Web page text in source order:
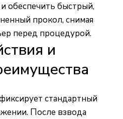
обеспечить быстрый,
прокол, снимая
перед процедурой.
и
стандартный
После взвода